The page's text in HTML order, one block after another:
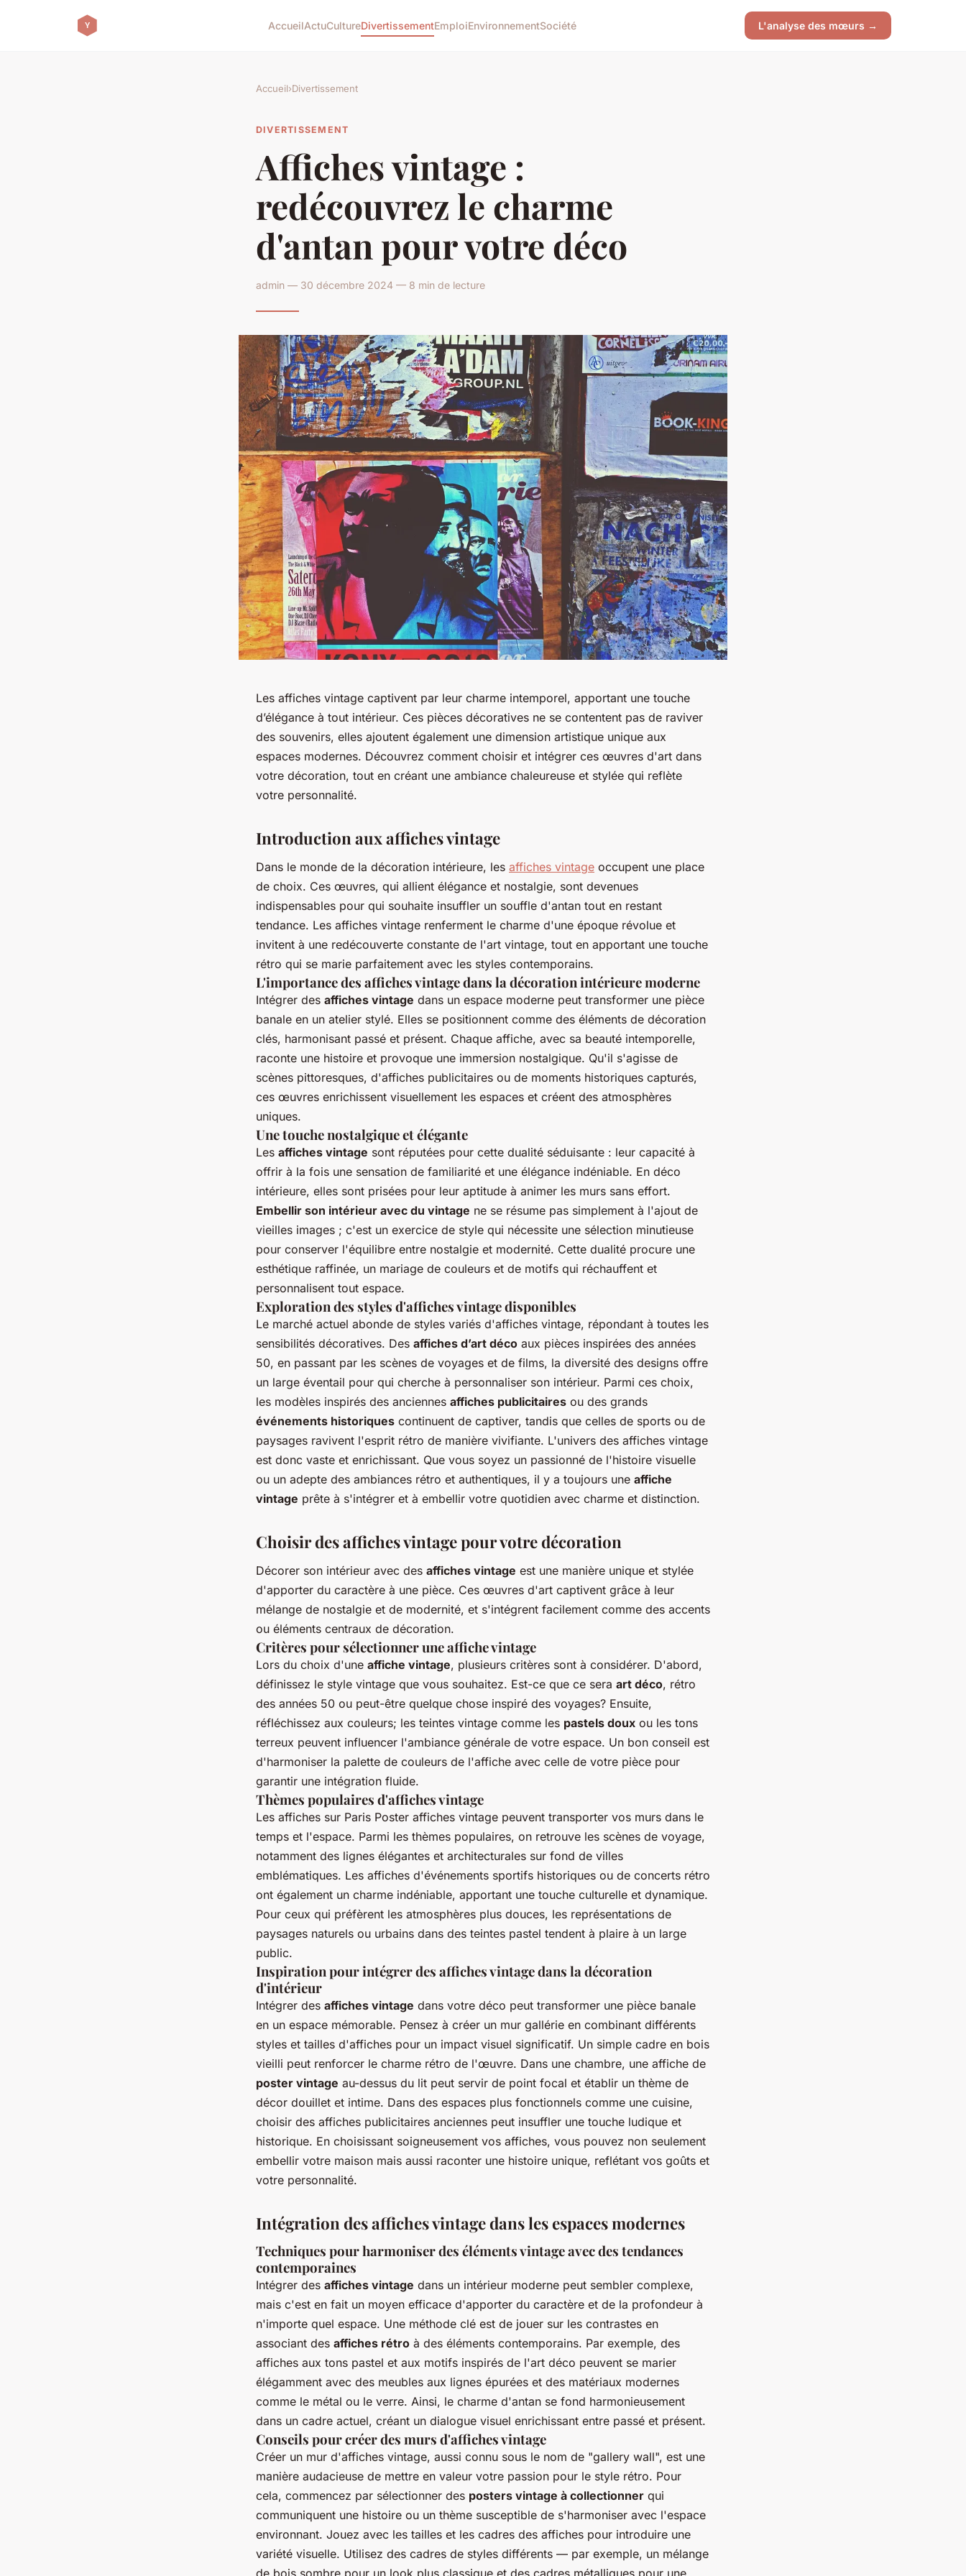
AccueilActuCultureDivertissementEmploiEnvironnementSociété L'analyse des mœurs →
Accueil›Divertissement
DIVERTISSEMENT
Affiches vintage :
redécouvrez le charme
d'antan pour votre déco
admin — 30 décembre 2024 — 8 min de lecture
Les affiches vintage captivent par leur charme intemporel, apportant une touche
d’élégance à tout intérieur. Ces pièces décoratives ne se contentent pas de raviver
des souvenirs, elles ajoutent également une dimension artistique unique aux
espaces modernes. Découvrez comment choisir et intégrer ces œuvres d'art dans
votre décoration, tout en créant une ambiance chaleureuse et stylée qui reflète
votre personnalité.
Introduction aux affiches vintage
Dans le monde de la décoration intérieure, les affiches vintage occupent une place
de choix. Ces œuvres, qui allient élégance et nostalgie, sont devenues
indispensables pour qui souhaite insuffler un souffle d'antan tout en restant
tendance. Les affiches vintage renferment le charme d'une époque révolue et
invitent à une redécouverte constante de l'art vintage, tout en apportant une touche
rétro qui se marie parfaitement avec les styles contemporains.
L'importance des affiches vintage dans la décoration intérieure moderne
Intégrer des affiches vintage dans un espace moderne peut transformer une pièce
banale en un atelier stylé. Elles se positionnent comme des éléments de décoration
clés, harmonisant passé et présent. Chaque affiche, avec sa beauté intemporelle,
raconte une histoire et provoque une immersion nostalgique. Qu'il s'agisse de
scènes pittoresques, d'affiches publicitaires ou de moments historiques capturés,
ces œuvres enrichissent visuellement les espaces et créent des atmosphères
uniques.
Une touche nostalgique et élégante
Les affiches vintage sont réputées pour cette dualité séduisante : leur capacité à
offrir à la fois une sensation de familiarité et une élégance indéniable. En déco
intérieure, elles sont prisées pour leur aptitude à animer les murs sans effort.
Embellir son intérieur avec du vintage ne se résume pas simplement à l'ajout de
vieilles images ; c'est un exercice de style qui nécessite une sélection minutieuse
pour conserver l'équilibre entre nostalgie et modernité. Cette dualité procure une
esthétique raffinée, un mariage de couleurs et de motifs qui réchauffent et
personnalisent tout espace.
Exploration des styles d'affiches vintage disponibles
Le marché actuel abonde de styles variés d'affiches vintage, répondant à toutes les
sensibilités décoratives. Des affiches d’art déco aux pièces inspirées des années
50, en passant par les scènes de voyages et de films, la diversité des designs offre
un large éventail pour qui cherche à personnaliser son intérieur. Parmi ces choix,
les modèles inspirés des anciennes affiches publicitaires ou des grands
événements historiques continuent de captiver, tandis que celles de sports ou de
paysages ravivent l'esprit rétro de manière vivifiante. L'univers des affiches vintage
est donc vaste et enrichissant. Que vous soyez un passionné de l'histoire visuelle
ou un adepte des ambiances rétro et authentiques, il y a toujours une affiche
vintage prête à s'intégrer et à embellir votre quotidien avec charme et distinction.
Choisir des affiches vintage pour votre décoration
Décorer son intérieur avec des affiches vintage est une manière unique et stylée
d'apporter du caractère à une pièce. Ces œuvres d'art captivent grâce à leur
mélange de nostalgie et de modernité, et s'intégrent facilement comme des accents
ou éléments centraux de décoration.
Critères pour sélectionner une affiche vintage
Lors du choix d'une affiche vintage, plusieurs critères sont à considérer. D'abord,
définissez le style vintage que vous souhaitez. Est-ce que ce sera art déco, rétro
des années 50 ou peut-être quelque chose inspiré des voyages? Ensuite,
réfléchissez aux couleurs; les teintes vintage comme les pastels doux ou les tons
terreux peuvent influencer l'ambiance générale de votre espace. Un bon conseil est
d'harmoniser la palette de couleurs de l'affiche avec celle de votre pièce pour
garantir une intégration fluide.
Thèmes populaires d'affiches vintage
Les affiches sur Paris Poster affiches vintage peuvent transporter vos murs dans le
temps et l'espace. Parmi les thèmes populaires, on retrouve les scènes de voyage,
notamment des lignes élégantes et architecturales sur fond de villes
emblématiques. Les affiches d'événements sportifs historiques ou de concerts rétro
ont également un charme indéniable, apportant une touche culturelle et dynamique.
Pour ceux qui préfèrent les atmosphères plus douces, les représentations de
paysages naturels ou urbains dans des teintes pastel tendent à plaire à un large
public.
Inspiration pour intégrer des affiches vintage dans la décoration
d'intérieur
Intégrer des affiches vintage dans votre déco peut transformer une pièce banale
en un espace mémorable. Pensez à créer un mur gallérie en combinant différents
styles et tailles d'affiches pour un impact visuel significatif. Un simple cadre en bois
vieilli peut renforcer le charme rétro de l'œuvre. Dans une chambre, une affiche de
poster vintage au-dessus du lit peut servir de point focal et établir un thème de
décor douillet et intime. Dans des espaces plus fonctionnels comme une cuisine,
choisir des affiches publicitaires anciennes peut insuffler une touche ludique et
historique. En choisissant soigneusement vos affiches, vous pouvez non seulement
embellir votre maison mais aussi raconter une histoire unique, reflétant vos goûts et
votre personnalité.
Intégration des affiches vintage dans les espaces modernes
Techniques pour harmoniser des éléments vintage avec des tendances
contemporaines
Intégrer des affiches vintage dans un intérieur moderne peut sembler complexe,
mais c'est en fait un moyen efficace d'apporter du caractère et de la profondeur à
n'importe quel espace. Une méthode clé est de jouer sur les contrastes en
associant des affiches rétro à des éléments contemporains. Par exemple, des
affiches aux tons pastel et aux motifs inspirés de l'art déco peuvent se marier
élégamment avec des meubles aux lignes épurées et des matériaux modernes
comme le métal ou le verre. Ainsi, le charme d'antan se fond harmonieusement
dans un cadre actuel, créant un dialogue visuel enrichissant entre passé et présent.
Conseils pour créer des murs d'affiches vintage
Créer un mur d'affiches vintage, aussi connu sous le nom de "gallery wall", est une
manière audacieuse de mettre en valeur votre passion pour le style rétro. Pour
cela, commencez par sélectionner des posters vintage à collectionner qui
communiquent une histoire ou un thème susceptible de s'harmoniser avec l'espace
environnant. Jouez avec les tailles et les cadres des affiches pour introduire une
variété visuelle. Utilisez des cadres de styles différents — par exemple, un mélange
de bois sombre pour un look plus classique et des cadres métalliques pour une